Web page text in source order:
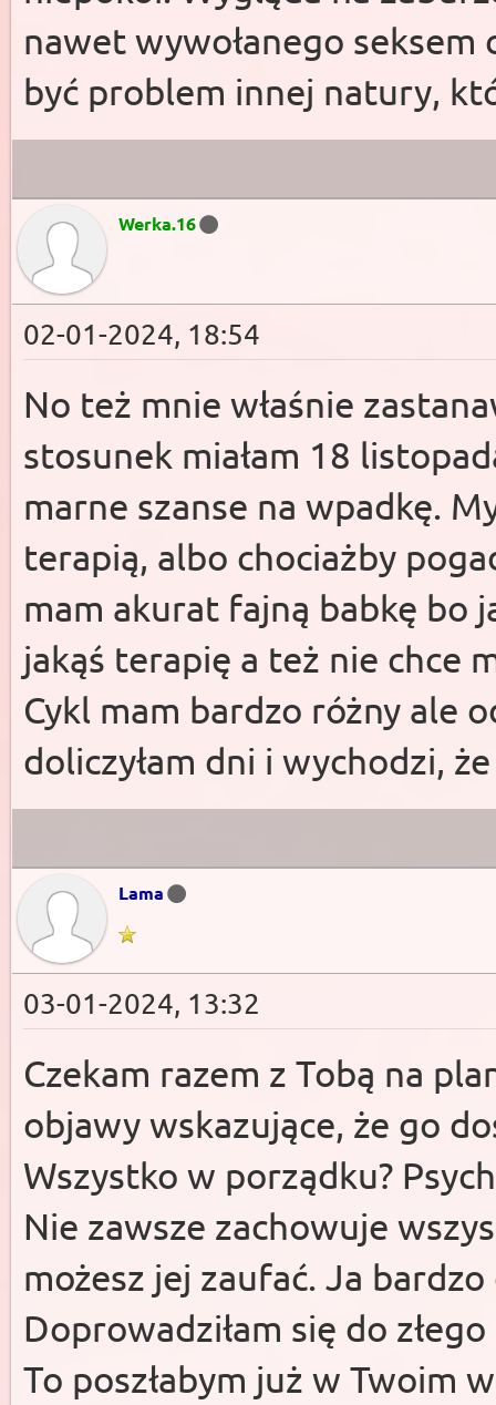
nawet wywołanego seksem
być problem innej natury,
Werka.16
02-01-2024, 18:54
No też mnie właśnie
stosunek miałam 18
marne szanse na wpadkę.
terapią, albo chociażby
mam akurat fajną babkę bo
jakąś terapię a też nie chce
Cykl mam bardzo różny ale
doliczyłam dni i wychodzi,
Lama
03-01-2024, 13:32
Czekam razem z Tobą na
objawy wskazujące, że go
Wszystko w porządku?
Nie zawsze zachowuje
możesz jej zaufać. Ja
Doprowadziłam się do
To poszłabym już w Twoim